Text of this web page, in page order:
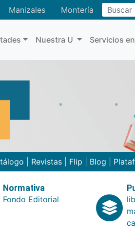
Manizales MonteríaBuscar
Nuestra U Servicios
Revistas Flip Blog
Normativa
Fondo Editorial